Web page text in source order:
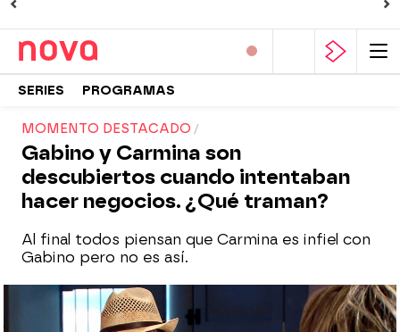
SERIES PROGRAMAS
MOMENTO DESTACADO
Gabino y Carmina son
descubiertos cuando intentaban
hacer negocios. ¿Qué traman?
Al final todos piensan que Carmina es infiel con
Gabino pero no es así.